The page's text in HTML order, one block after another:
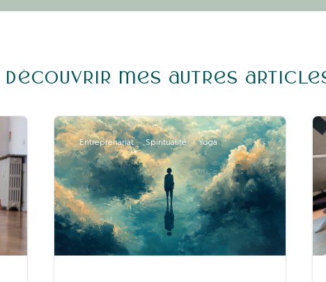
Découvrir mes autres
Entreprenariat Spiritualité Yoga